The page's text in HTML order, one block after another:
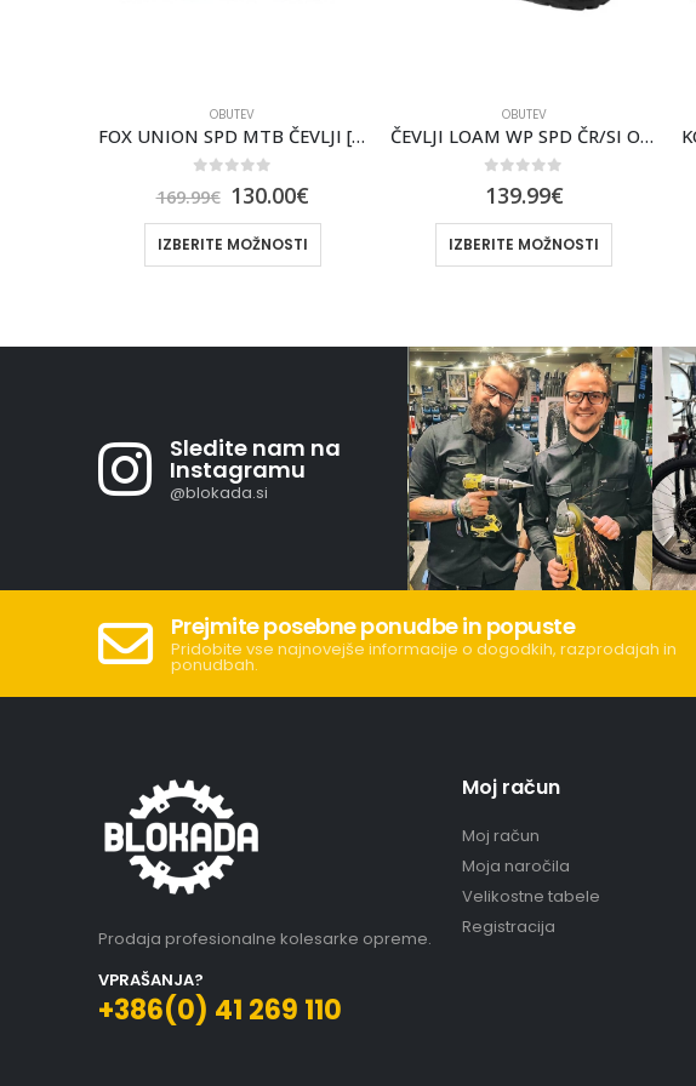
OBUTEV
ČEVLJI LOAM WP SPD ČR/SI ONEAL
139.99€
IZBERITE MOŽNOSTI
OBUTEV
KOLESARSKI ČEVLJI ONEAL LOAM WP SPD ČR/SI
139.99€ 105.00
IZBERITE MOŽNOSTI
Sledite nam na
Instagramu
@blokada.si
Prejmite posebne ponudbe in popuste
Pridobite vse najnovejše informacije o dogodkih, razprodajah in
ponudbah.
Prodaja profesionalne kolesarke opreme.
VPRAŠANJA?
+386(0) 41 269 110
Moj račun
Moj račun
Moja naročila
Velikostne tabele
Registracija